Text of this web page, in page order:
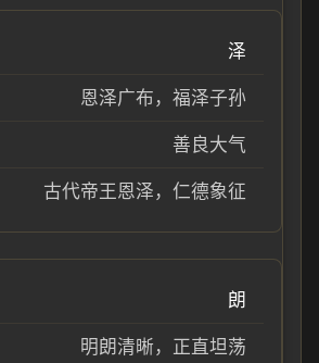
泽
恩泽广布，福泽子孙
善良大气
古代帝王恩泽，仁德象征
朗
明朗清晰，正直坦荡